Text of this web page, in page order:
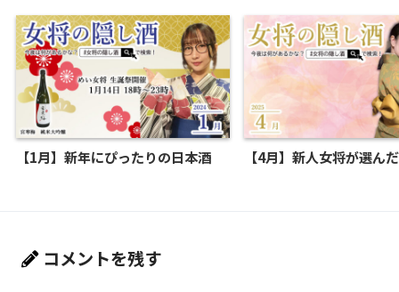
【1月】新年にぴったりの日本酒 【4月】新人女将が選ん
コメントを残す